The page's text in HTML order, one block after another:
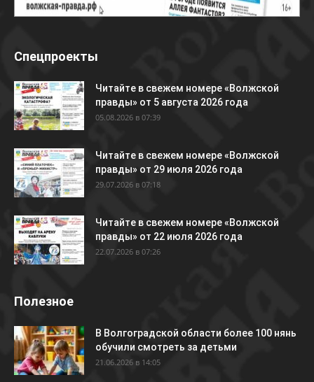
Спецпроекты
Читайте в свежем номере «Волжской
правды» от 5 августа 2026 года
05.08.2026 в 07:39
Читайте в свежем номере «Волжской
правды» от 29 июля 2026 года
29.07.2026 в 07:18
Читайте в свежем номере «Волжской
правды» от 22 июля 2026 года
22.07.2026 в 07:26
Полезное
В Волгоградской области более 100 нянь
обучили смотреть за детьми
21.06.2026 в 14:05